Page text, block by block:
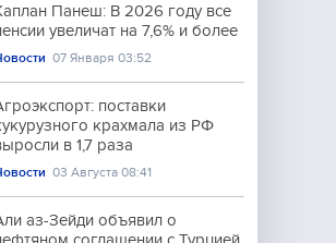
Панеш: В 2026 году все
увеличат на 7,6% и более
07 Января 03:52
поставки
крахмала из РФ
в 1,7 раза
03 Августа 08:41
аз-Зейди объявил о